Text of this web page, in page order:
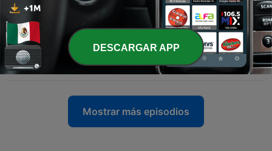
11 - #12 Miercoles de Cotorreo - NNpTul una nueva era
22 ene. 2022
10 - Ep. #11 El Copetes
09 dic. 2021
Mostrar más episodios
DESCARGAR APP